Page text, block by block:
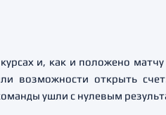
и, как и положено
возможности открыть
ушли с нулевым